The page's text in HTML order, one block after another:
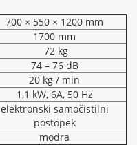
700 × 550 × 1200 mm
1700 mm
72 kg
74 – 76 dB
20 kg / min
1,1 kW, 6A, 50 Hz
elektronski samočistilni
postopek
modra